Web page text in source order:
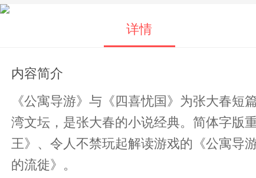
详情
内容简介
《公寓导游》与《四喜忧国》为张大春
湾文坛，是张大春的小说经典。简体字版
王》、令人不禁玩起解读游戏的《公寓导
的流徙》。